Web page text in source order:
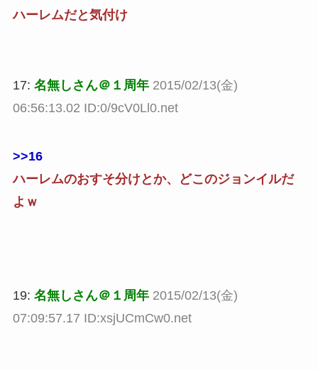
ハーレムだと気付け
17: 名無しさん＠１周年 2015/02/13(金)
06:56:13.02 ID:0/9cV0Ll0.net
>>16
ハーレムのおすそ分けとか、どこのジョンイルだ
よｗ
19: 名無しさん＠１周年 2015/02/13(金)
07:09:57.17 ID:xsjUCmCw0.net